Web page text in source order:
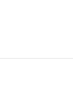
く思います。
くらい前に
驚きもありま
る方がいらっ